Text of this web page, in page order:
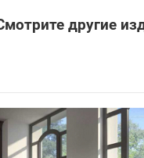
другие